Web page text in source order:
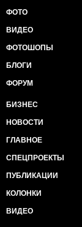
ФОТО
ВИДЕО
ФОТОШОПЫ
БЛОГИ
ФОРУМ
БИЗНЕС
НОВОСТИ
ГЛАВНОЕ
СПЕЦПРОЕКТЫ
ПУБЛИКАЦИИ
КОЛОНКИ
ВИДЕО